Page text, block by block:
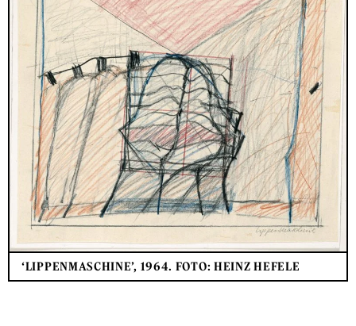
‘LIPPENMASCHINE’, 1964. FOTO: HEINZ HEFELE